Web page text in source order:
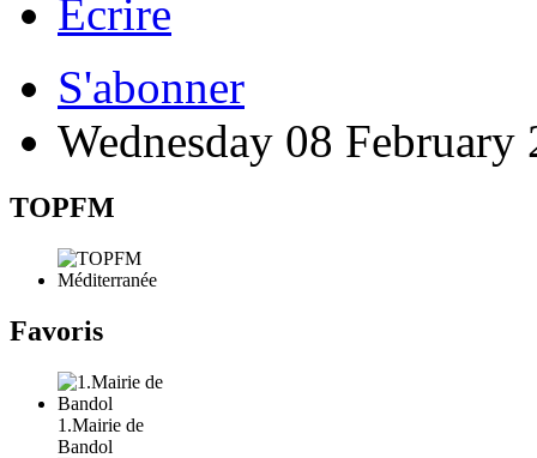
Ecrire
S'abonner
Wednesday 08 February
TOPFM
Favoris
1.Mairie de
Bandol